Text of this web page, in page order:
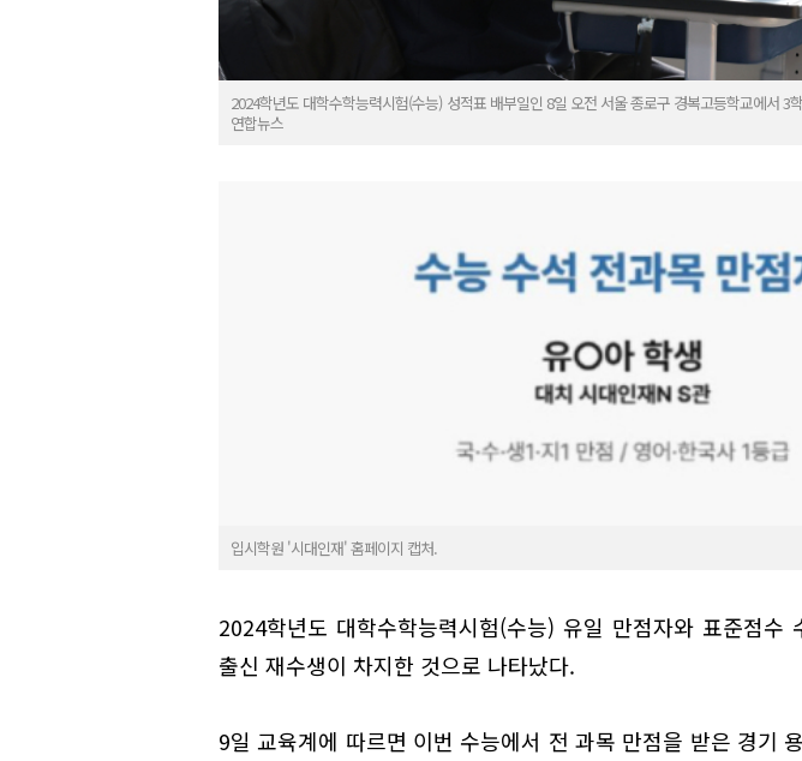
2024학년도 대학수학능력시험(수능) 성적표 배부일인 8일 오전 서울 종로구 경복고등학교에서 3
연합뉴스
입시학원 '시대인재' 홈페이지 캡처.
2024학년도 대학수학능력시험(수능) 유일 만점자와 표준점수
출신 재수생이 차지한 것으로 나타났다.
9일 교육계에 따르면 이번 수능에서 전 과목 만점을 받은 경기